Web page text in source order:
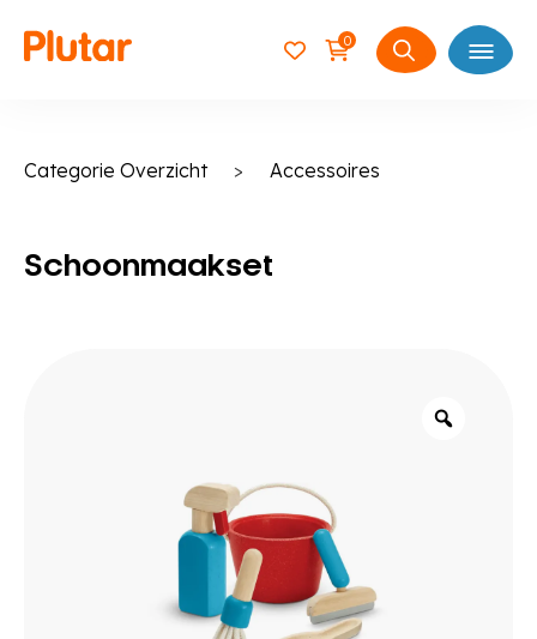
0
Zoeken
Open
Categorie Overzicht > Accessoires
Schoonmaakset